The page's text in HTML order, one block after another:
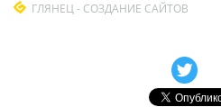
ГЛЯНЕЦ - СОЗДАНИЕ САЙТОВ